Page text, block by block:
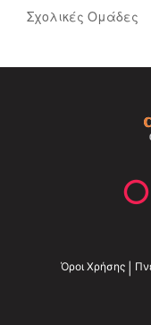
Σχολικές Ομάδες